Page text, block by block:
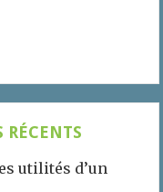
utilités d’un